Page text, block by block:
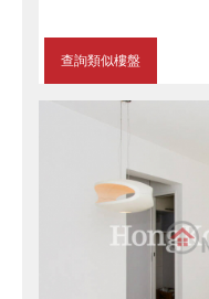
查詢類似樓盤